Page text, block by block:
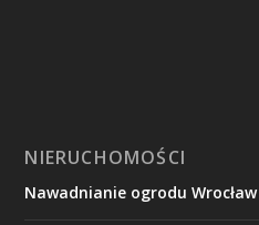
NIERUCHOMOŚCI
Nawadnianie ogrodu Wrocław